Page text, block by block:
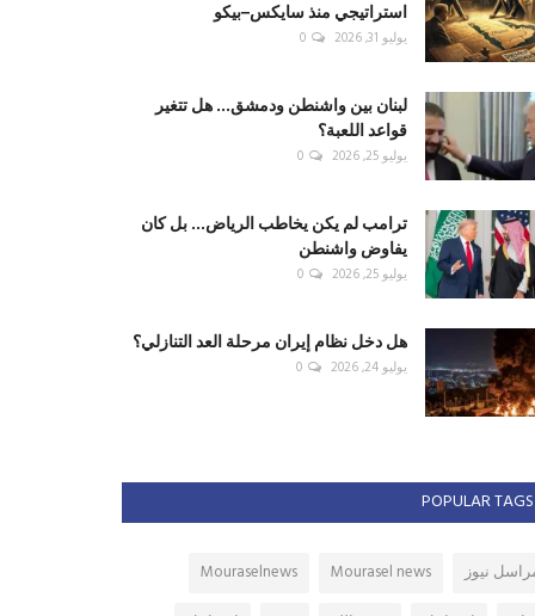
استراتيجي منذ سايكس–بيكو
يوليو 31, 2026 0
لبنان بين واشنطن ودمشق... هل تتغير
قواعد اللعبة؟
يوليو 25, 2026 0
ترامب لم يكن يخاطب الرياض... بل كان
يفاوض واشنطن
يوليو 25, 2026 0
هل دخل نظام إيران مرحلة العد التنازلي؟
يوليو 24, 2026 0
POPULAR TAGS
نيوز Mourasel news
Mouraselnews